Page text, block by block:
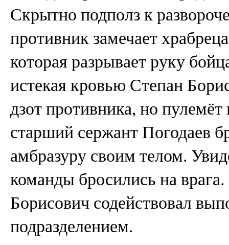
Скрытно подполз к
противник замечает
которая разрывает руку
истекая кровью Степан
дзот противника, но
старший сержант Погодаев
амбразуру своим телом.
команды бросились на
Борисович содействовал
подразделением.